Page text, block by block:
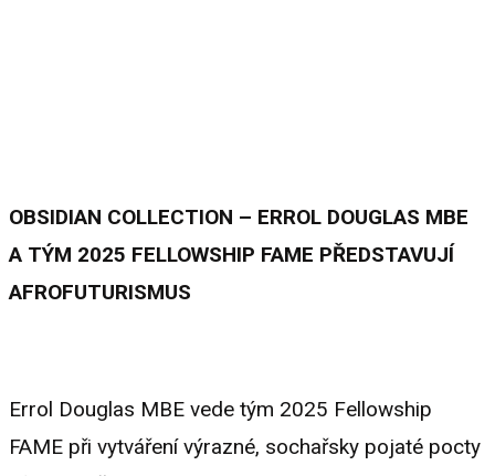
OBSIDIAN COLLECTION – ERROL DOUGLAS MBE
A TÝM 2025 FELLOWSHIP FAME PŘEDSTAVUJÍ
AFROFUTURISMUS
Errol Douglas MBE vede tým 2025 Fellowship
FAME při vytváření výrazné, sochařsky pojaté pocty